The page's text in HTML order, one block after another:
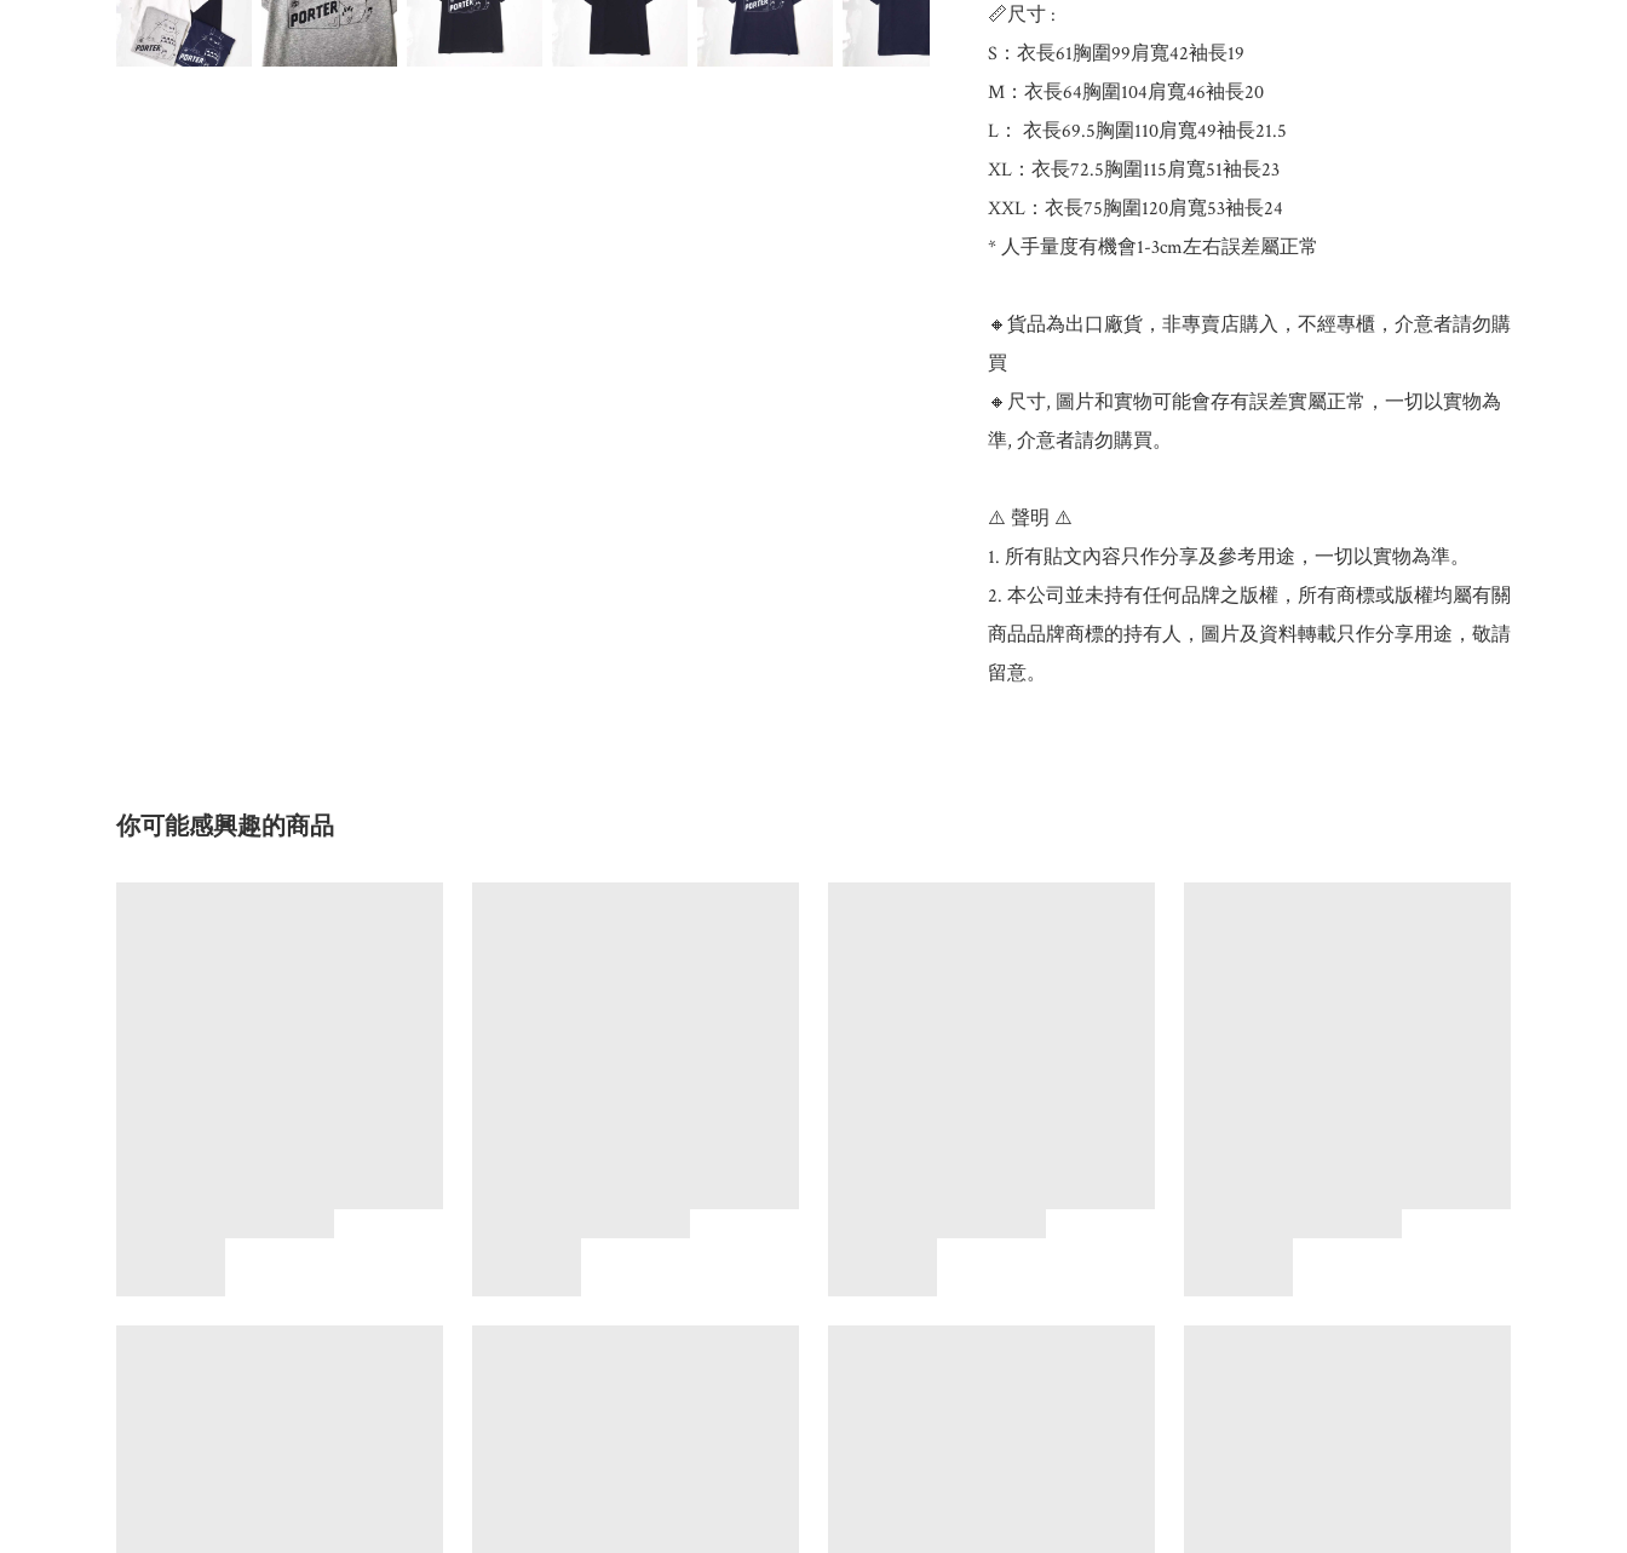
📏尺寸 :
S：衣長61胸圍99肩寬42袖長19
M：衣長64胸圍104肩寬46袖長20
L： 衣長69.5胸圍110肩寬49袖長21.5
XL：衣長72.5胸圍115肩寬51袖長23
XXL：衣長75胸圍120肩寬53袖長24
* 人手量度有機會1-3cm左右誤差屬正常
🔸貨品為出口廠貨，非專賣店購入，不經專櫃，介意者請勿購
買
🔸尺寸, 圖片和實物可能會存有誤差實屬正常，一切以實物為
準, 介意者請勿購買。
⚠️ 聲明 ⚠️
1. 所有貼文內容只作分享及參考用途，一切以實物為準。
2. 本公司並未持有任何品牌之版權，所有商標或版權均屬有關
商品品牌商標的持有人，圖片及資料轉載只作分享用途，敬請
留意。
你可能感興趣的商品